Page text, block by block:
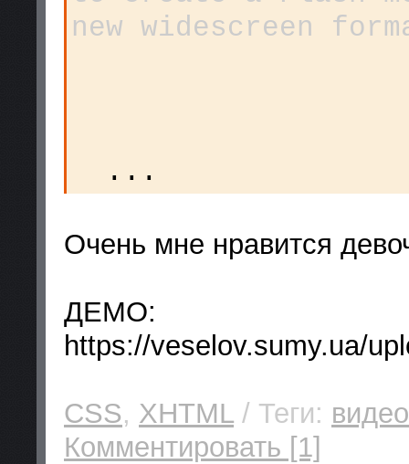
new widescreen
...
Очень мне нравится
ДЕМО:
https://veselov.sumy.ua/
CSS, XHTML / Теги: видео
Комментировать [1]